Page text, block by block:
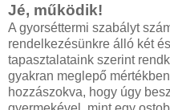
A szakember emellett
ugyanis nem feltétlen
akarja tanítani a
elvárjuk a kétévestől,
várjon szépen. Ha pedig
még nincsenek
Jé, működik!
A gyorséttermi szabályt
rendelkezésünkre álló két
tapasztalataink szerint
gyakran meglepő
hozzászokva, hogy úgy